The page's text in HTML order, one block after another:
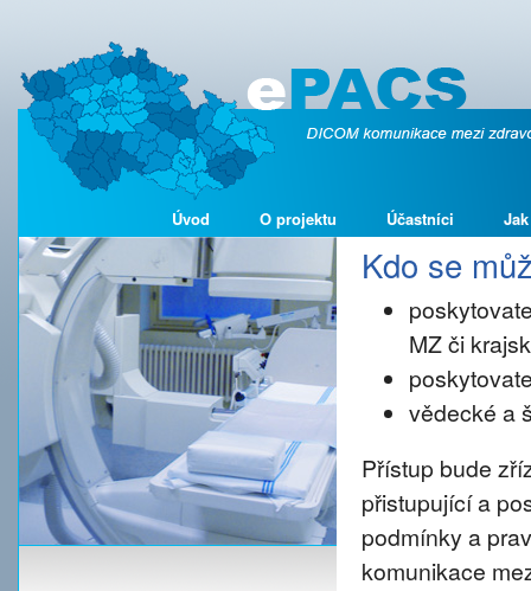
Úvod O projektu Účastníci
Kdo se
MZ či
vědecké a
Přístup bude
přistupující a
podmínky a
komunikace